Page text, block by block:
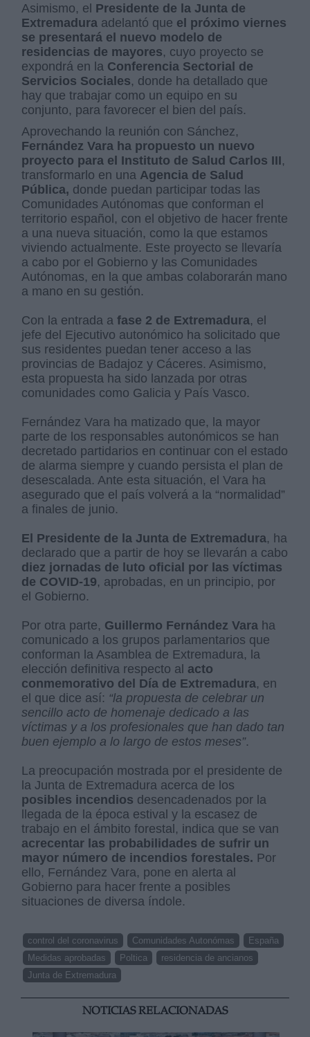
Asimismo, el Presidente de la Junta de
Extremadura adelantó que el próximo viernes
se presentará el nuevo modelo de
residencias de mayores, cuyo proyecto se
expondrá en la Conferencia Sectorial de
Servicios Sociales, donde ha detallado que
hay que trabajar como un equipo en su
conjunto, para favorecer el bien del país.
Aprovechando la reunión con Sánchez,
Fernández Vara ha propuesto un nuevo
proyecto para el Instituto de Salud Carlos III,
transformarlo en una Agencia de Salud
Pública, donde puedan participar todas las
Comunidades Autónomas que conforman el
territorio español, con el objetivo de hacer frente
a una nueva situación, como la que estamos
viviendo actualmente. Este proyecto se llevaría
a cabo por el Gobierno y las Comunidades
Autónomas, en la que ambas colaborarán mano
a mano en su gestión.
Con la entrada afase 2 de Extremadura, el
jefe del Ejecutivo autonómico ha solicitado que
sus residentes puedan tener acceso a las
provincias de Badajoz y Cáceres. Asimismo,
esta propuesta ha sido lanzada por otras
comunidades como Galicia y País Vasco.
Fernández Vara ha matizado que, la mayor
parte de los responsables autonómicos se han
decretado partidarios en continuar con el estado
de alarma siempre y cuando persista el plan de
desescalada. Ante esta situación, el Vara ha
asegurado que el país volverá a la “normalidad”
a finales de junio.
El Presidente de la Junta de Extremadura, ha
declarado que a partir de hoy se llevarán a cabo
diez jornadas de luto oficial por las víctimas
de COVID-19, aprobadas, en un principio, por
el Gobierno.
Por otra parte, Guillermo Fernández Vara ha
comunicado a los grupos parlamentarios que
conforman la Asamblea de Extremadura, la
elección definitiva respecto al acto
conmemorativo del Día de Extremadura, en
el que dice así: “la propuesta de celebrar un
sencillo acto de homenaje dedicado a las
víctimas y a los profesionales que han dado tan
buen ejemplo a lo largo de estos meses”.
La preocupación mostrada por el presidente de
la Junta de Extremadura acerca de los
posibles incendios desencadenados por la
llegada de la época estival y la escasez de
trabajo en el ámbito forestal, indica que se van
acrecentar las probabilidades de sufrir un
mayor número de incendios forestales. Por
ello, Fernández Vara, pone en alerta al
Gobierno para hacer frente a posibles
situaciones de diversa índole.
control del coronavirus Comunidades Autonómas
España
Medidas aprobadas
Poltica
residencia de ancianos
Junta de Extremadura
NOTICIAS RELACIONADAS